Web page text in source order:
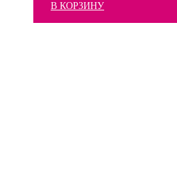
В КОРЗИНУ